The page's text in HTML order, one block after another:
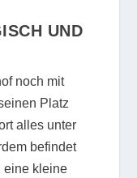
UND
noch mit
Platz
alles unter
befindet
eine kleine